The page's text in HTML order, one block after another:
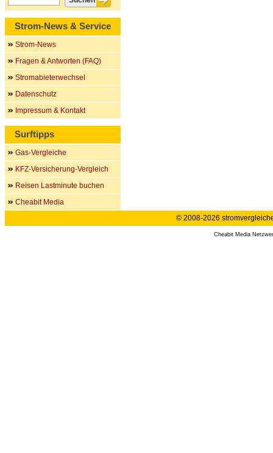
Strom-News & Service
Strom-News
Fragen & Antworten (FAQ)
Stromabieterwechsel
Datenschutz
Impressum & Kontakt
Surftipps
Gas-Vergleiche
KFZ-Versicherung-Vergleich
Reisen Lastminute buchen
Cheabit Media
© 2008-2026
Cheabit Media